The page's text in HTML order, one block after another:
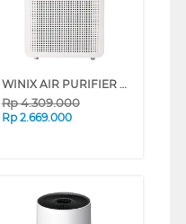
WINIX AIR PURIFIER AC5U360-NWN
Rp4.309.000
Rp 2.669.000